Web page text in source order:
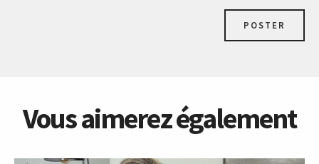
POSTER
Vous aimerez également